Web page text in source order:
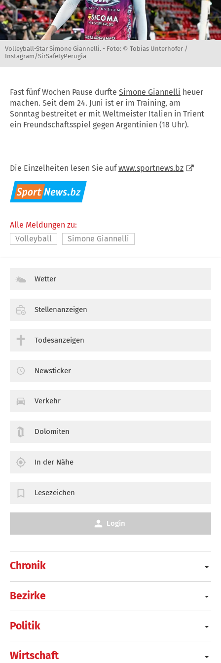
Volleyball-Star Simone Giannelli. - Foto: © Tobias Unterhofer /
Instagram/SirSafetyPerugia
Fast fünf Wochen Pause durfte Simone Giannelli heuer
machen. Seit dem 24. Juni ist er im Training, am
Sonntag bestreitet er mit Weltmeister Italien in Trient
ein Freundschaftsspiel gegen Argentinien (18 Uhr).
Die Einzelheiten lesen Sie aufwww.sportnews.bz
Alle Meldungen zu:
Volleyball
Simone Giannelli
Chronik
Bezirke
Politik
Wirtschaft
Wetter
Stellenanzeigen
Todesanzeigen
Newsticker
Verkehr
Dolomiten
In der Nähe
Lesezeichen
Login